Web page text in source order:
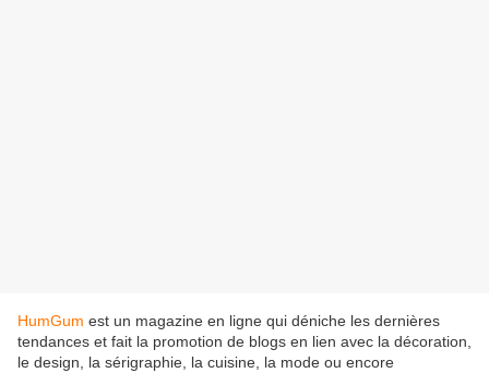
HumGum est un magazine en ligne qui déniche les dernières
tendances et fait la promotion de blogs en lien avec la décoration,
le design, la sérigraphie, la cuisine, la mode ou encore